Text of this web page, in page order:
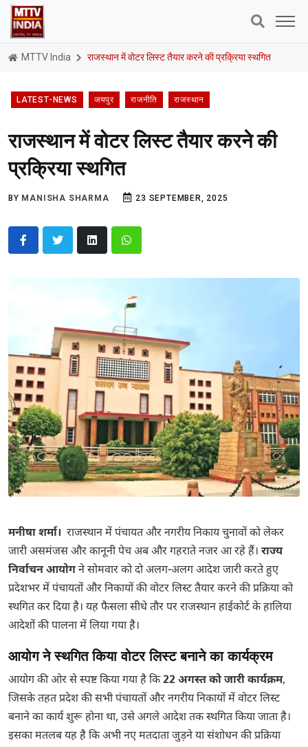
MTTV India राजस्थान में वोटर लिस्ट तैयार करने की प्रक्रिया स्थगित
LATEST-NEWS जयपुर राजनीति राजस्थान
राजस्थान में वोटर लिस्ट तैयार करने की
प्रक्रिया स्थगित
BY MANISHA SHARMA 23 SEPTEMBER, 2025
मनीषा शर्मा। राजस्थान में पंचायत और नगरीय निकाय चुनावों को लेकर
जारी असमंजस और कानूनी पेच अब और गहराते नजर आ रहे हैं। राज्य
निर्वाचन आयोगने सोमवार को दो अलग-अलग आदेश जारी करते हुए
प्रदेशभर में पंचायतों और निकायों की वोटर लिस्ट तैयार करने की प्रक्रिया को
स्थगित कर दिया है। यह फैसला सीधे तौर पर राजस्थान हाईकोर्ट के हालिया
आदेशों की पालना में लिया गया है।
आयोग ने स्थगित किया वोटर लिस्ट बनाने का कार्यक्रम
आयोग की ओर से स्पष्ट किया गया है कि22 अगस्त को जारी कार्यक्रम,
जिसके तहत प्रदेश की सभी पंचायतों और नगरीय निकायों में वोटर लिस्ट
बनाने का कार्य शुरू होना था, उसे अगले आदेश तक स्थगित किया जाता है।
इसका मतलब यह है कि अभी नए मतदाता जुड़ने या संशोधन की प्रक्रिया